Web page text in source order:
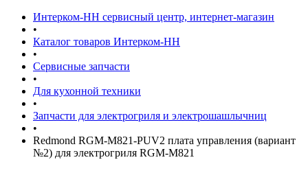
Интерком-НН сервисный центр, интернет-магазин
•
Каталог товаров Интерком-НН
•
Сервисные запчасти
•
Для кухонной техники
•
Запчасти для электрогриля и электрошашлычниц
•
Redmond RGM-M821-PUV2 плата управления (вариант
№2) для электрогриля RGM-M821